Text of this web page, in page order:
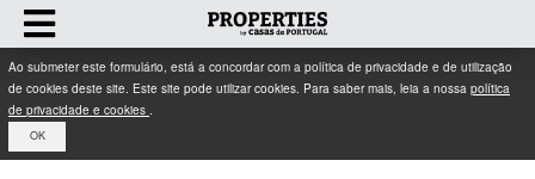
Ao submeter este formulário, está a concordar com a política de privacidade e de utilização
de cookies deste site. Este site pode utilizar cookies. Para saber mais, leia a nossa política
de privacidade e cookies .
OK